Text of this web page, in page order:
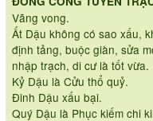
Vãng vong.
Ất Dậu không có sao xấu,
định tảng, buộc giàn, sửa
nhập trạch, di cư là tốt vừa.
Kỷ Dậu là Cửu thổ quỷ.
Đinh Dậu xấu bại.
Quý Dậu là Phục kiếm chi